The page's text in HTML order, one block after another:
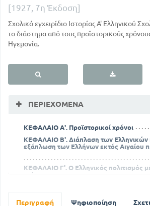
[1927, 7η Έκδοση]
Σχολικό εγχειρίδιο Ιστορίας Α' Ελληνικού
το διάστημα από τους προϊστορικούς
Ηγεμονία.
ΠΕΡΙΕΧΌΜΕΝΑ
ΚΕΦΑΛΑΙΟ Α'. Προϊστορικοί χρόνοι
ΚΕΦΑΛΑΙΟ Β'. Διάπλαση των Ελληνικών
εξάπλωση των Ελλήνων εκτός Αιγαίου
ΚΕΦΑΛΑΙΟ Γ'. Ο Ελληνικός πολιτισμός
αιώνα
Ασίας και οι βάρβαροι
Περιγραφή Ψηφιοποίηση